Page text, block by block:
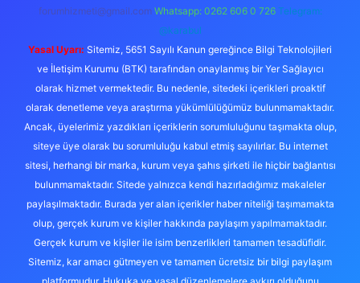
forumhizmeti@gmail.com Whatsapp: 0262 606 0 726 Telegram:
@karabul
Yasal Uyarı: Sitemiz, 5651 Sayılı Kanun gereğince Bilgi Teknolojileri
ve İletişim Kurumu (BTK) tarafından onaylanmış bir Yer Sağlayıcı
olarak hizmet vermektedir. Bu nedenle, sitedeki içerikleri proaktif
olarak denetleme veya araştırma yükümlülüğümüz bulunmamaktadır.
Ancak, üyelerimiz yazdıkları içeriklerin sorumluluğunu taşımakta olup,
siteye üye olarak bu sorumluluğu kabul etmiş sayılırlar. Bu internet
sitesi, herhangi bir marka, kurum veya şahıs şirketi ile hiçbir bağlantısı
bulunmamaktadır. Sitede yalnızca kendi hazırladığımız makaleler
paylaşılmaktadır. Burada yer alan içerikler haber niteliği taşımamakta
olup, gerçek kurum ve kişiler hakkında paylaşım yapılmamaktadır.
Gerçek kurum ve kişiler ile isim benzerlikleri tamamen tesadüfidir.
Sitemiz, kar amacı gütmeyen ve tamamen ücretsiz bir bilgi paylaşım